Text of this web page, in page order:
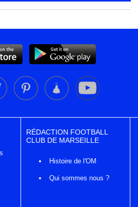
RÉDACTION FOOTBALL
CLUB DE MARSEILLE
Histoire de l'OM
Qui sommes nous ?